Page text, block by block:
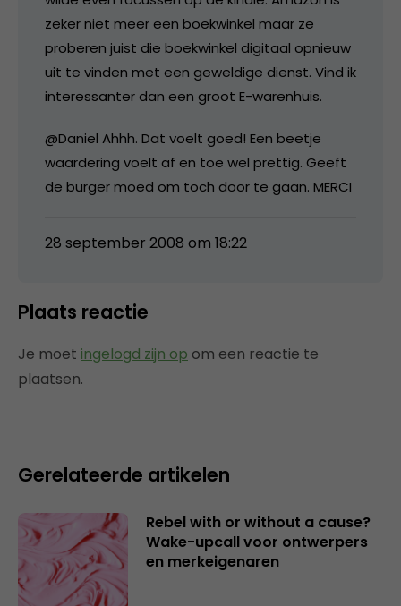
zeker niet meer een boekwinkel maar ze
proberen juist die boekwinkel digitaal opnieuw
uit te vinden met een geweldige dienst. Vind ik
interessanter dan een groot E-warenhuis.
@Daniel Ahhh. Dat voelt goed! Een beetje
waardering voelt af en toe wel prettig. Geeft
de burger moed om toch door te gaan. MERCI
28 september 2008 om 18:22
Plaats reactie
Je moet ingelogd zijn op om een reactie te
plaatsen.
Gerelateerde artikelen
Rebel with or without a cause?
Wake-upcall voor ontwerpers
en merkeigenaren